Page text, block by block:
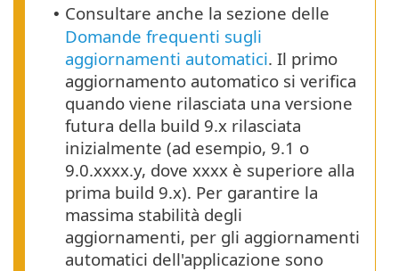
• Consultare anche la sezione delle
Domande frequenti sugli
aggiornamenti automatici. Il primo
aggiornamento automatico si verifica
quando viene rilasciata una versione
futura della build 9.x rilasciata
inizialmente (ad esempio, 9.1 o
9.0.xxxx.y, dove xxxx è superiore alla
prima build 9.x). Per garantire la
massima stabilità degli
aggiornamenti, per gli aggiornamenti
automatici dell'applicazione sono